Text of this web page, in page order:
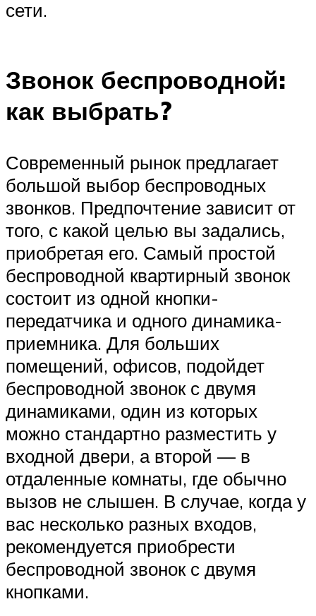
сети.
Звонок беспроводной:
как выбрать?
Современный рынок предлагает
большой выбор беспроводных
звонков. Предпочтение зависит от
того, с какой целью вы задались,
приобретая его. Самый простой
беспроводной квартирный звонок
состоит из одной кнопки-
передатчика и одного динамика-
приемника. Для больших
помещений, офисов, подойдет
беспроводной звонок с двумя
динамиками, один из которых
можно стандартно разместить у
входной двери, а второй — в
отдаленные комнаты, где обычно
вызов не слышен. В случае, когда у
вас несколько разных входов,
рекомендуется приобрести
беспроводной звонок с двумя
кнопками.